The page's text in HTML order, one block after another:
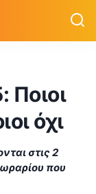
Ποιοι
όχι
στις 2
που